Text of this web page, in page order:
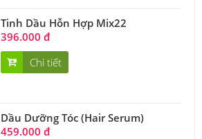
Tinh Dầu Hỗn Hợp Mix22
396.000 đ
Chi tiết
Dầu Dưỡng Tóc (Hair Serum)
459.000 đ